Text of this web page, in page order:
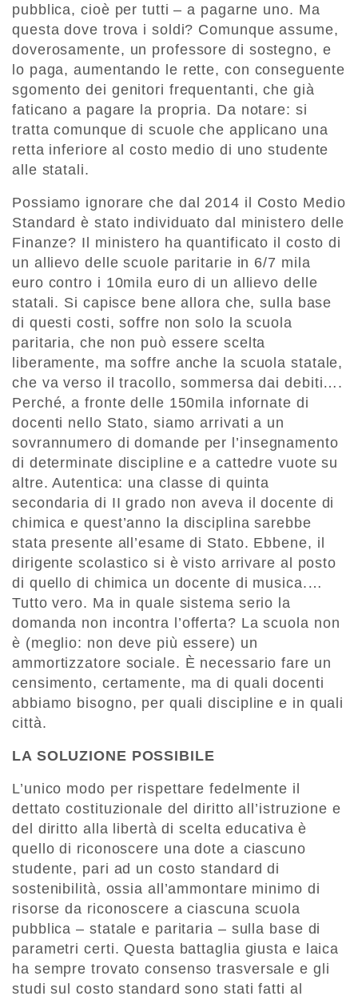
pubblica, cioè per tutti – a pagarne uno. Ma
questa dove trova i soldi? Comunque assume,
doverosamente, un professore di sostegno, e
lo paga, aumentando le rette, con conseguente
sgomento dei genitori frequentanti, che già
faticano a pagare la propria. Da notare: si
tratta comunque di scuole che applicano una
retta inferiore al costo medio di uno studente
alle statali.
Possiamo ignorare che dal 2014 il Costo Medio
Standard è stato individuato dal ministero delle
Finanze? Il ministero ha quantificato il costo di
un allievo delle scuole paritarie in 6/7 mila
euro contro i 10mila euro di un allievo delle
statali. Si capisce bene allora che, sulla base
di questi costi, soffre non solo la scuola
paritaria, che non può essere scelta
liberamente, ma soffre anche la scuola statale,
che va verso il tracollo, sommersa dai debiti….
Perché, a fronte delle 150mila infornate di
docenti nello Stato, siamo arrivati a un
sovrannumero di domande per l’insegnamento
di determinate discipline e a cattedre vuote su
altre. Autentica: una classe di quinta
secondaria di II grado non aveva il docente di
chimica e quest’anno la disciplina sarebbe
stata presente all’esame di Stato. Ebbene, il
dirigente scolastico si è visto arrivare al posto
di quello di chimica un docente di musica.…
Tutto vero. Ma in quale sistema serio la
domanda non incontra l’offerta? La scuola non
è (meglio: non deve più essere) un
ammortizzatore sociale. È necessario fare un
censimento, certamente, ma di quali docenti
abbiamo bisogno, per quali discipline e in quali
città.
LA SOLUZIONE POSSIBILE
L’unico modo per rispettare fedelmente il
dettato costituzionale del diritto all’istruzione e
del diritto alla libertà di scelta educativa è
quello di riconoscere una dote a ciascuno
studente, pari ad un costo standard di
sostenibilità, ossia all’ammontare minimo di
risorse da riconoscere a ciascuna scuola
pubblica – statale e paritaria – sulla base di
parametri certi. Questa battaglia giusta e laica
ha sempre trovato consenso trasversale e gli
studi sul costo standard sono stati fatti al